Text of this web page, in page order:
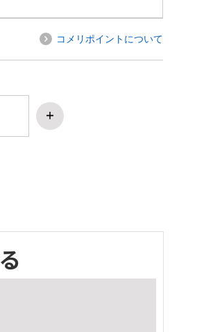
コメリポイントについて